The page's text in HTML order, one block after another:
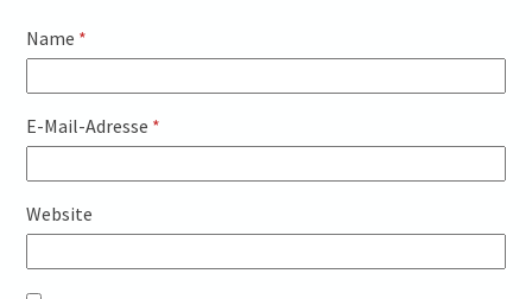
Name *
E-Mail-Adresse *
Website